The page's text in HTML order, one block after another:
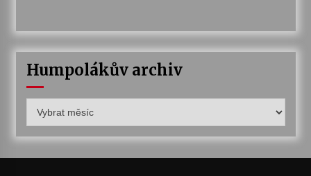
Humpolákův archiv
archiv